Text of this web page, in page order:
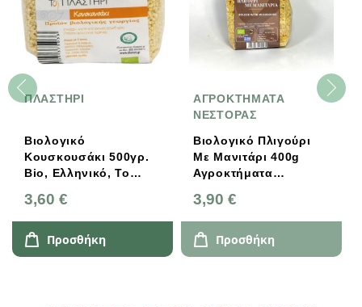
ΠΛΑΣΤΗΡΙ
Βιολογικό
Κουσκουσάκι 500γρ.
Bio, Ελληνικό, Το
3,60 €
Προσθήκη
ΑΓΡΟΚΤΗΜΑΤΑ
ΝΕΣΤΟΡΑΣ
Βιολογικό Πλιγούρι
Με Μανιτάρι 400g
Αγροκτήματα
3,90 €
Προσθήκη